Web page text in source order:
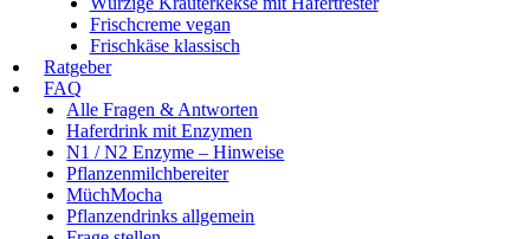
Frischcreme vegan
Frischkäse klassisch
Ratgeber
FAQ
Alle Fragen & Antworten
Haferdrink mit Enzymen
N1 / N2 Enzyme – Hinweise
Pflanzenmilchbereiter
MüchMocha
Pflanzendrinks allgemein